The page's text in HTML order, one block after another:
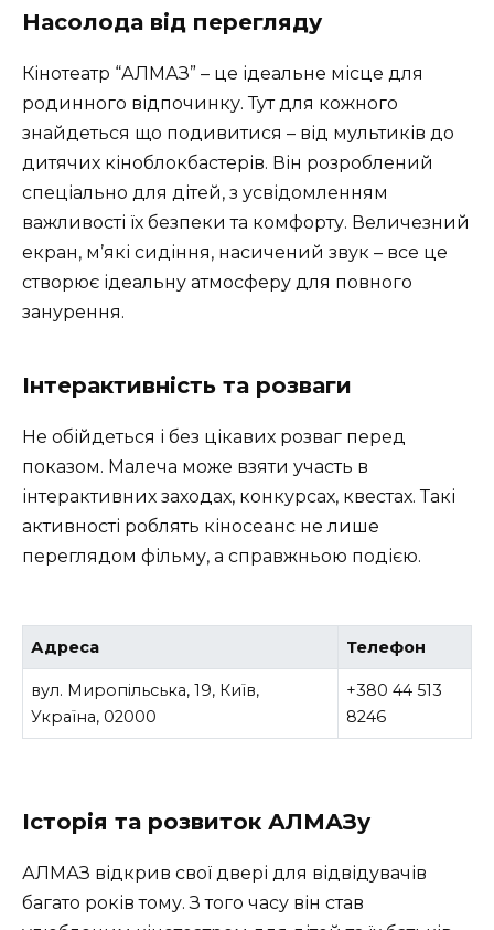
Насолода від перегляду
Кінотеатр “АЛМАЗ” – це ідеальне місце для
родинного відпочинку. Тут для кожного
знайдеться що подивитися – від мультиків до
дитячих кіноблокбастерів. Він розроблений
спеціально для дітей, з усвідомленням
важливості їх безпеки та комфорту. Величезний
екран, м’які сидіння, насичений звук – все це
створює ідеальну атмосферу для повного
занурення.
Інтерактивність та розваги
Не обійдеться і без цікавих розваг перед
показом. Малеча може взяти участь в
інтерактивних заходах, конкурсах, квестах. Такі
активності роблять кіносеанс не лише
переглядом фільму, а справжньою подією.
Адреса Телефон
вул. Миропільська, 19, Київ,
Україна, 02000
+380 44 513
8246
Історія та розвиток АЛМАЗу
АЛМАЗ відкрив свої двері для відвідувачів
багато років тому. З того часу він став